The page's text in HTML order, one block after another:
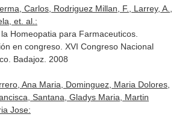
Carlos, Rodriguez Millan, F., Larrey, A.,
et. al.:
Homeopatia para Farmaceuticos.
en congreso. XVI Congreso Nacional
Badajoz. 2008
Ana Maria, Dominguez, Maria Dolores,
Santana, Gladys Maria, Martin
Jose: